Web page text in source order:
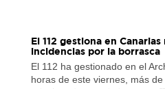
El 112 gestiona en
incidencias por la borrasca
El 112 ha gestionado en el
horas de este viernes, más